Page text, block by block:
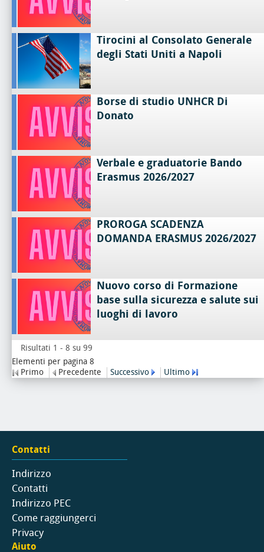
Tirocini al Consolato Generale
degli Stati Uniti a Napoli
Borse di studio UNHCR Di
Donato
Verbale e graduatorie Bando
Erasmus 2026/2027
PROROGA SCADENZA
DOMANDA ERASMUS 2026/2027
Nuovo corso di Formazione
base sulla sicurezza e salute sui
luoghi di lavoro
Risultati 1 - 8 su 99
Elementi per pagina 8
Primo
Precedente Successivo Ultimo
Contatti
Indirizzo
Contatti
Indirizzo PEC
Come raggiungerci
Privacy
Aiuto